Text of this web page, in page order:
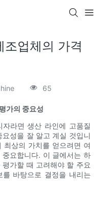
업체의 가격
65
가의 중요성
라면 생산 라인에 고품질
성을 잘 알고 계실 것입니
상의 가치를 얻으려면 여
요합니다. 이 글에서는 하
가할 때 고려해야 할 주요
바탕으로 결정을 내리는